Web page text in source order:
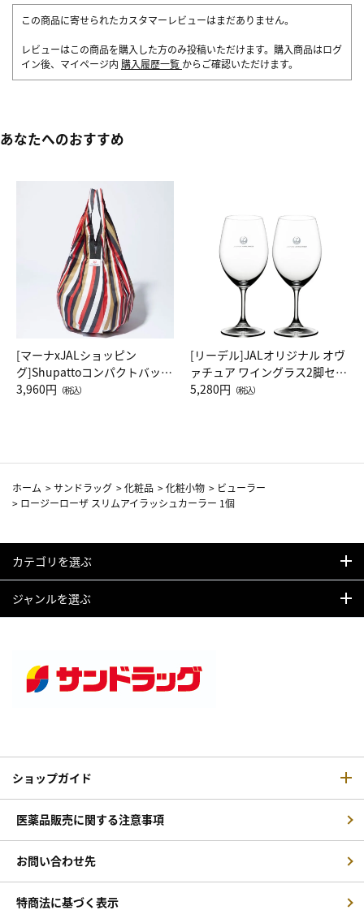
この商品に寄せられたカスタマーレビューはまだありません。
レビューはこの商品を購入した方のみ投稿いただけます。購入商品はログ
イン後、マイページ内 購入履歴一覧 からご確認いただけます。
あなたへのおすすめ
[マーナxJALショッピン
グ]Shupattoコンパクトバッグ
Drop JAL客室乗務員（LC）ス
3,960円 （税込）
[リーデル]JALオリジナル オヴ
ァチュア ワイングラス2脚セッ
ト（レッドワイン）
5,280円 （税込）
ホーム >サンドラッグ >化粧品 >化粧小物 > ビューラー
> ロージーローザ スリムアイラッシュカーラー 1個
カテゴリを選ぶ
ジャンルを選ぶ
ショップガイド
医薬品販売に関する注意事項
お問い合わせ先
特商法に基づく表示